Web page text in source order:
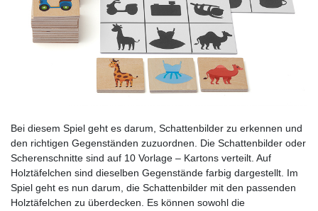
Bei diesem Spiel geht es darum, Schattenbilder zu erkennen und
den richtigen Gegenständen zuzuordnen. Die Schattenbilder oder
Scherenschnitte sind auf 10 Vorlage – Kartons verteilt. Auf
Holztäfelchen sind dieselben Gegenstände farbig dargestellt. Im
Spiel geht es nun darum, die Schattenbilder mit den passenden
Holztäfelchen zu überdecken. Es können sowohl die